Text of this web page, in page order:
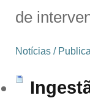
de
Notícias /